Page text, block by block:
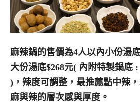
麻辣鍋的售價為4人以內小份湯
大份湯底$268元( 內附特製鍋底
)，辣度可調整，最推薦點中辣
麻與辣的層次感與厚度。